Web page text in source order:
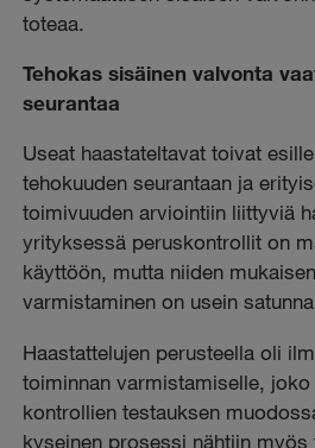
toteaa.
Tehokas sisäinen valvonta
seurantaa
Useat haastateltavat toivat
tehokuuden seurantaan ja
toimivuuden arviointiin liittyviä
yrityksessä peruskontrollit on
käyttöön, mutta niiden
varmistaminen on usein
Haastattelujen perusteella oli
toiminnan varmistamiselle,
kontrollien testauksen
kyseinen prosessi nähtiin myös